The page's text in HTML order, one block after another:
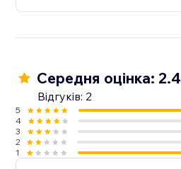
Середня оцінка: 2.4
Відгуків: 2
5
4
3
2
1